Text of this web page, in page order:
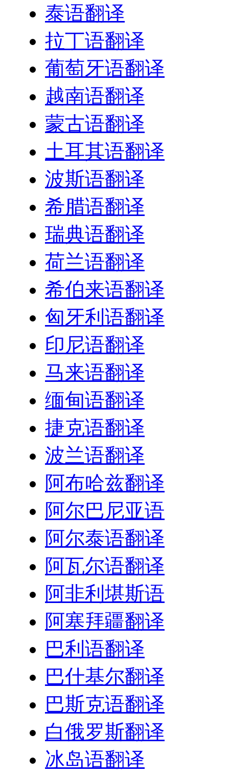
泰语翻译
拉丁语翻译
葡萄牙语翻译
越南语翻译
蒙古语翻译
土耳其语翻译
波斯语翻译
希腊语翻译
瑞典语翻译
荷兰语翻译
希伯来语翻译
匈牙利语翻译
印尼语翻译
马来语翻译
缅甸语翻译
捷克语翻译
波兰语翻译
阿布哈兹翻译
阿尔巴尼亚语
阿尔泰语翻译
阿瓦尔语翻译
阿非利堪斯语
阿塞拜疆翻译
巴利语翻译
巴什基尔翻译
巴斯克语翻译
白俄罗斯翻译
冰岛语翻译